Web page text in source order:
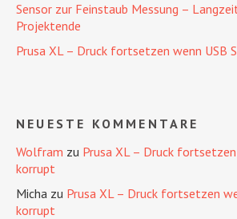
Sensor zur Feinstaub Messung –
Projektende
Prusa XL – Druck fortsetzen wenn USB
NEUESTE KOMMENTARE
Wolfram zu Prusa XL – Druck
korrupt
Micha zu Prusa XL – Druck fortsetzen
korrupt